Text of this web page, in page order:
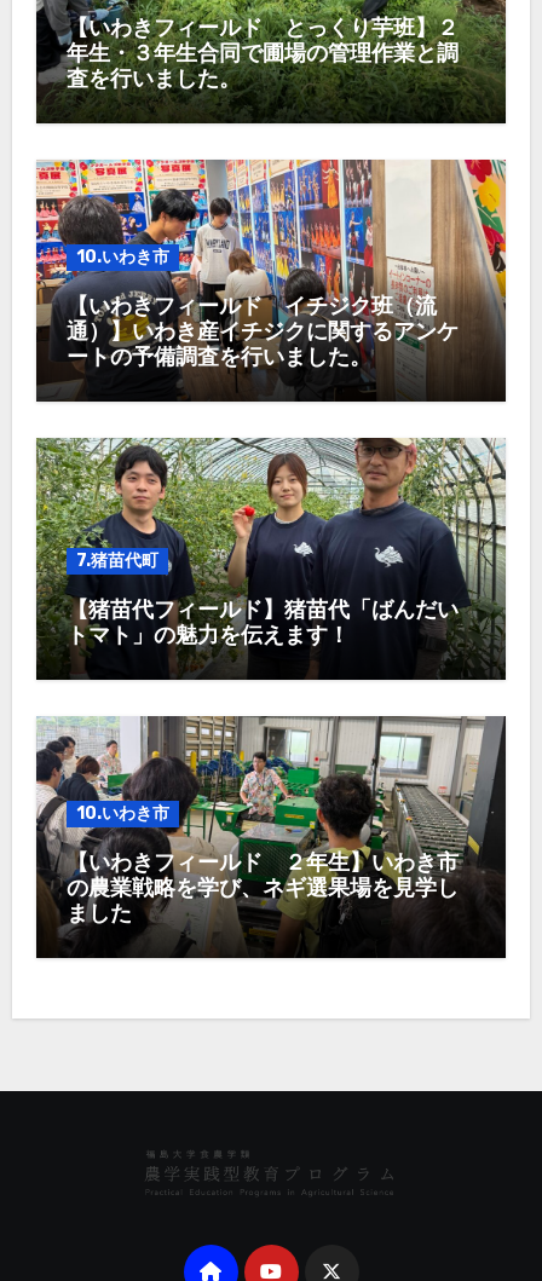
【いわきフィールド とっくり芋班】２
年生・３年生合同で圃場の管理作業と調
査を行いました。
10.いわき市
【いわきフィールド イチジク班（流
通）】いわき産イチジクに関するアンケ
ートの予備調査を行いました。
7.猪苗代町
【猪苗代フィールド】猪苗代「ばんだい
トマト」の魅力を伝えます！
10.いわき市
【いわきフィールド ２年生】いわき市
の農業戦略を学び、ネギ選果場を見学し
ました